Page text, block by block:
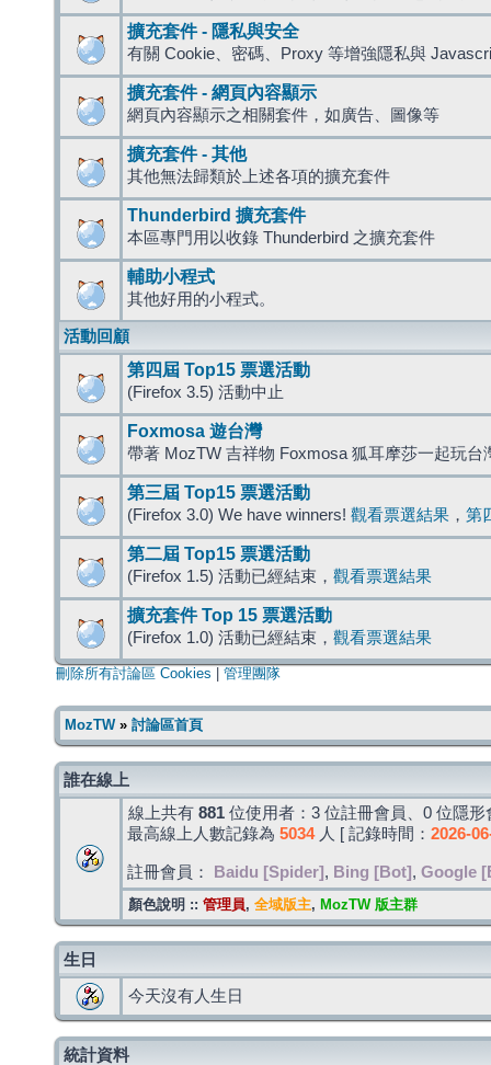
擴充套件 - 隱私與安全
有關 Cookie、密碼、Proxy 等增強隱私與
擴充套件 - 網頁內容顯示
網頁內容顯示之相關套件，如廣告、圖像等
擴充套件 - 其他
其他無法歸類於上述各項的擴充套件
Thunderbird 擴充套件
本區專門用以收錄 Thunderbird 之擴充套件
輔助小程式
其他好用的小程式。
活動回顧
第四屆 Top15 票選活動
(Firefox 3.5) 活動中止
Foxmosa 遊台灣
帶著 MozTW 吉祥物 Foxmosa 狐耳摩莎一起玩台
第三屆 Top15 票選活動
(Firefox 3.0) We have winners! 觀看票選結果 ， 第
第二屆 Top15 票選活動
(Firefox 1.5) 活動已經結束， 觀看票選結果
擴充套件 Top 15 票選活動
(Firefox 1.0) 活動已經結束， 觀看票選結果
刪除所有討論區 Cookies 管理團隊
MozTW» 討論區首頁
誰在線上
線上共有 881 位使用者：3 位註冊會員、0 位隱
最高線上人數記錄為 5034人 [ 記錄時間： 2026-
註冊會員： Baidu [Spider] , Bing [Bot] , Google
顏色說明 :: 管理員, 全域版主, MozTW 版主群
生日
今天沒有人生日
統計資料